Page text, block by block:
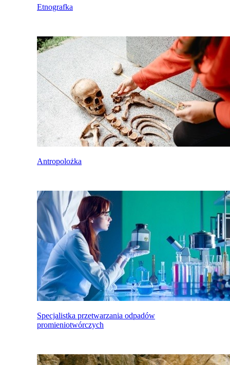
Etnografka
Antropolożka
Specjalistka przetwarzania odpadów
promieniotwórczych